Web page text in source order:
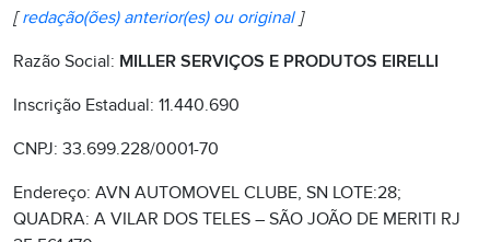
[redação(ões) anterior(es) ou original ]
Razão Social: MILLER SERVIÇOS E PRODUTOS EIRELLI
Inscrição Estadual: 11.440.690
CNPJ: 33.699.228/0001-70
Endereço: AVN AUTOMOVEL CLUBE, SN LOTE:28;
QUADRA: A VILAR DOS TELES – SÃO JOÃO DE MERITI RJ